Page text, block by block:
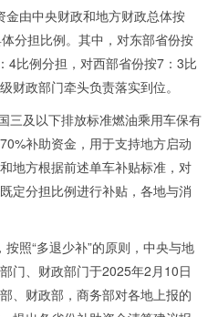
由中央财政和地方财政总体按
分担比例。其中，对东部省份按
4比例分担，对西部省份按7：3比
财政部门牵头负责落实到位。
及以下排放标准燃油乘用车保有
补助资金，用于支持地方启动
地方根据前述单车补贴标准，对
定分担比例进行补贴，各地与消
“多退少补”的原则，中央与地
门、财政部门于2025年2月10日
、财政部，商务部对各地上报的